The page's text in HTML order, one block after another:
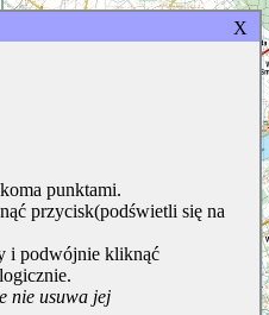
X
punktami.
przycisk(podświetli się na
i podwójnie kliknąć
nie usuwa jej